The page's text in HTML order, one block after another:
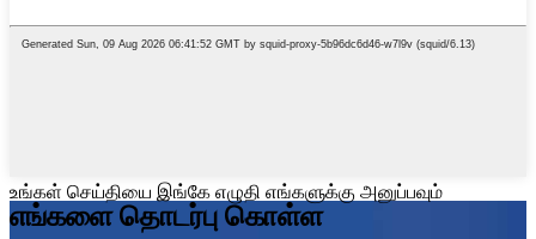
உங்கள் செய்தியை இங்கே எழுதி எங்களுக்கு அனுப்பவும்
எங்களை தொடர்பு கொள்ள